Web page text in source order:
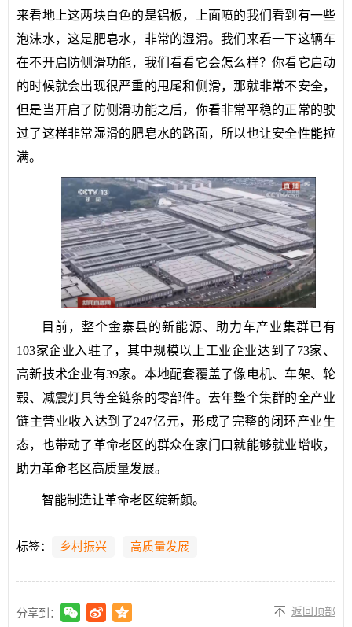
来看地上这两块白色的是铝板，上面喷的我们看到有一些
泡沫水，这是肥皂水，非常的湿滑。我们来看一下这辆车
在不开启防侧滑功能，我们看看它会怎么样？你看它启动
的时候就会出现很严重的甩尾和侧滑，那就非常不安全，
但是当开启了防侧滑功能之后，你看非常平稳的正常的驶
过了这样非常湿滑的肥皂水的路面，所以也让安全性能拉
满。
目前，整个金寨县的新能源、助力车产业集群已有
103家企业入驻了，其中规模以上工业企业达到了73家、
高新技术企业有39家。本地配套覆盖了像电机、车架、轮
毂、减震灯具等全链条的零部件。去年整个集群的全产业
链主营业收入达到了247亿元，形成了完整的闭环产业生
态，也带动了革命老区的群众在家门口就能够就业增收，
助力革命老区高质量发展。
智能制造让革命老区绽新颜。
标签： 乡村振兴 高质量发展
分享到： 返回顶部